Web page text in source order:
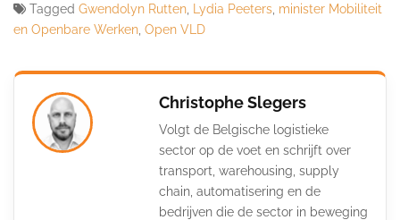
Tagged Gwendolyn Rutten Lydia Peeters minister Mobiliteit
en Openbare Werken Open VLD
Christophe Slegers
Volgt de Belgische logistieke
sector op de voet en schrijft over
transport, warehousing, supply
chain, automatisering en de
bedrijven die de sector in beweging